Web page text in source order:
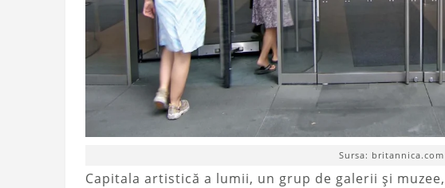
Sursa: britannica.com
Capitala artistică a lumii, un grup de galerii și